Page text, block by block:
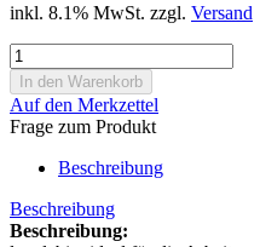
inkl. 8.1% MwSt. zzgl. Versand
Auf den Merkzettel
Frage zum Produkt
Beschreibung
Beschreibung
Beschreibung: